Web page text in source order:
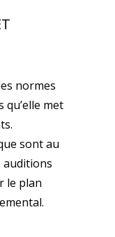
normes
met
sont au
le plan